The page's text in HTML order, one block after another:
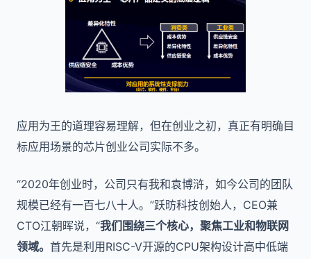
应用为王的道理容易理解，但在创业之初，真正有明确目
标应用场景的芯片创业公司实际不多。
“2020年创业时，公司只有我和袁博浒，如今公司的团队
规模已经有一百七八十人。”跃昉科技创始人，CEO兼
CTO江朝晖说，“我们围绕三个核心，聚焦工业和物联网
领域。 首先是利用RISC-V开源的CPU架构设计高中低端